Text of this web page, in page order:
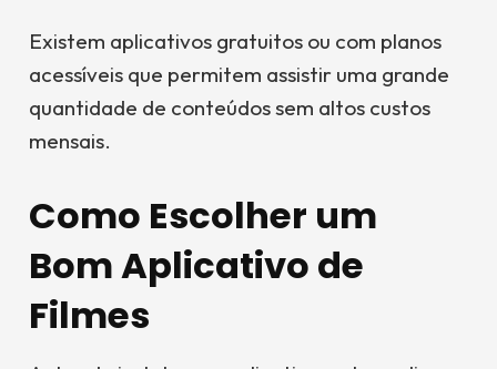
Existem aplicativos gratuitos ou com planos
acessíveis que permitem assistir uma grande
quantidade de conteúdos sem altos custos
mensais.
Como Escolher um
Bom Aplicativo de
Filmes